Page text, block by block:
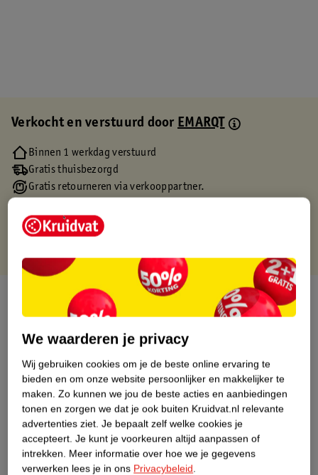
Verkocht en verstuurd doorEMARQT
Binnen 1 werkdag verstuurd
Gratis thuisbezorgd
Gratis retourneren via verkooppartner.
Over dit product
Productinformatie
Etiketinformatie
Nature Impact Score
Dit product heeft (nog) geen Nature
Impact Score.
Meer informatie
We waarderen je privacy
Wij gebruiken cookies om je de beste online ervaring te
bieden en om onze website persoonlijker en makkelijker te
maken. Zo kunnen we jou de beste acties en aanbiedingen
tonen en zorgen we dat je ook buiten Kruidvat.nl relevante
advertenties ziet. Je bepaalt zelf welke cookies je
accepteert. Je kunt je voorkeuren altijd aanpassen of
intrekken. Meer informatie over hoe we je gegevens
verwerken lees je in ons Privacybeleid.